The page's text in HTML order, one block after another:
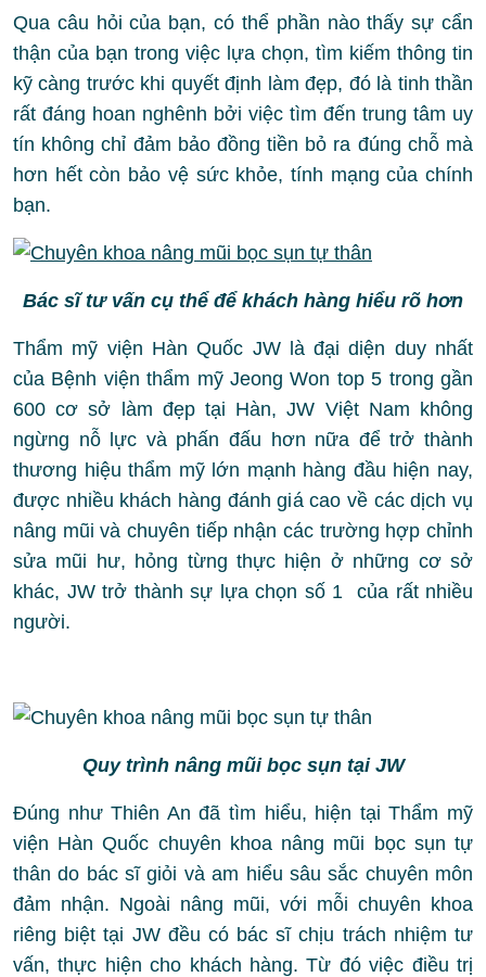
Qua câu hỏi của bạn, có thể phần nào thấy sự cẩn
thận của bạn trong việc lựa chọn, tìm kiếm thông tin
kỹ càng trước khi quyết định làm đẹp, đó là tinh thần
rất đáng hoan nghênh bởi việc tìm đến trung tâm uy
tín không chỉ đảm bảo đồng tiền bỏ ra đúng chỗ mà
hơn hết còn bảo vệ sức khỏe, tính mạng của chính
bạn.
Bác sĩ tư vấn cụ thể để khách hàng hiểu rõ hơn
Thẩm mỹ viện Hàn Quốc JW là đại diện duy nhất
của Bệnh viện thẩm mỹ Jeong Won top 5 trong gần
600 cơ sở làm đẹp tại Hàn, JW Việt Nam không
ngừng nỗ lực và phấn đấu hơn nữa để trở thành
thương hiệu thẩm mỹ lớn mạnh hàng đầu hiện nay,
được nhiều khách hàng đánh giá cao về các dịch vụ
nâng mũi và chuyên tiếp nhận các trường hợp chỉnh
sửa mũi hư, hỏng từng thực hiện ở những cơ sở
khác, JW trở thành sự lựa chọn số 1 của rất nhiều
người.
Quy trình nâng mũi bọc sụn tại JW
Đúng như Thiên An đã tìm hiểu, hiện tại Thẩm mỹ
viện Hàn Quốc chuyên khoa nâng mũi bọc sụn tự
thân do bác sĩ giỏi và am hiểu sâu sắc chuyên môn
đảm nhận. Ngoài nâng mũi, với mỗi chuyên khoa
riêng biệt tại JW đều có bác sĩ chịu trách nhiệm tư
vấn, thực hiện cho khách hàng. Từ đó việc điều trị